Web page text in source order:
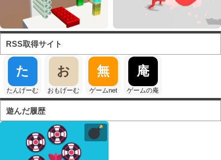
RSS取得サイト
た
たんげーむ
お
おもげーむ
無
ゲームnet
庵
ゲームの庵
遊んだ履歴